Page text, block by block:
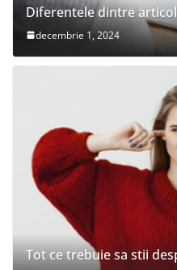
Diferentele dintre
decembrie 1, 2024
Tot ce trebuie sa stii